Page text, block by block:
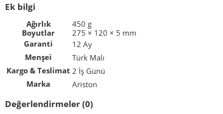
Ek bilgi
Ağırlık
450 g
Boyutlar
275 × 120 × 5 mm
Garanti
12 Ay
Menşei
Türk Malı
Kargo & Teslimat 2 İş Günü
Marka
Ariston
Değerlendirmeler (0)